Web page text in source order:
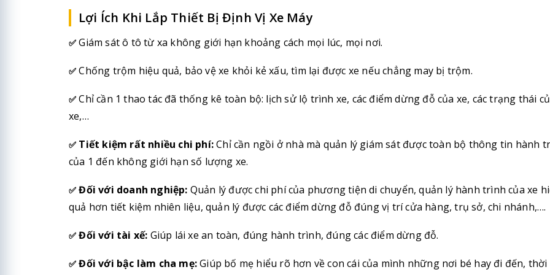
Lợi Ích Khi Lắp Thiết Bị Định Vị Xe Máy
✅ Giám sát ô tô từ xa không giới hạn khoảng cách mọi lúc, mọi nơi.
✅ Chống trộm hiệu quả, bảo vệ xe khỏi kẻ xấu, tìm lại được xe nếu chẳng may bị trộm.
✅ Chỉ cần 1 thao tác đã thống kê toàn bộ: lịch sử lộ trình xe, các điểm dừng đỗ của xe, các trạng thái
xe,…
✅ Tiết kiệm rất nhiều chi phí:Chỉ cần ngồi ở nhà mà quản lý giám sát được toàn bộ thông tin hành
của 1 đến không giới hạn số lượng xe.
✅ Đối với doanh nghiệp: Quản lý được chi phí của phương tiện di chuyển, quản lý hành trình của xe
quả hơn tiết kiệm nhiên liệu, quản lý được các điểm dừng đỗ đúng vị trí cửa hàng, trụ sở, chi nhánh,….
✅ Đối với tài xế: Giúp lái xe an toàn, đúng hành trình, đúng các điểm dừng đỗ.
✅ Đối với bậc làm cha mẹ:Giúp bố mẹ hiểu rõ hơn về con cái của mình những nơi bé hay đi đến, thời